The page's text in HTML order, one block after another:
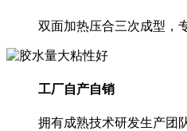
双面加热压合三次成型，
工厂自产自销
拥有成熟技术研发生产团